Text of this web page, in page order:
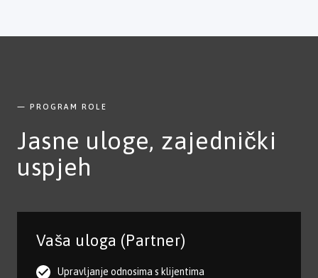
— PROGRAM ROLE
Jasne uloge, zajednički
uspjeh
Vaša uloga (Partner)
Upravljanje odnosima s klijentima